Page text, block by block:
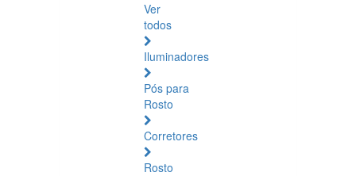
Ver
todos
Iluminadores
Pós para
Rosto
Corretores
Rosto